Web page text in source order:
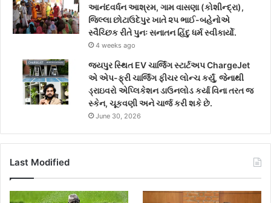
આનંદવર્ધન આશ્રમ, ગામ વાસણા (કોશીન્દ્રા),
જિલ્લા છોટાઉદેપુર ખાતે ૨૫ ભાઈ-બહેનોએ
સ્વૈચ્છિક રીતે પુનઃ સનાતન હિંદુ ધર્મ સ્વીકાર્યો.
4 weeks ago
જયપુર સ્થિત EV ચાર્જિંગ સ્ટાર્ટઅપ ChargeJet
એ એપ-ફ્રી ચાર્જિંગ ફીચર લોન્ચ કર્યું, જેનાથી
ડ્રાઇવરો એપ્લિકેશન ડાઉનલોડ કર્યા વિના તરત જ
સ્કેન, ચૂકવણી અને ચાર્જ કરી શકે છે.
June 30, 2026
Last Modified